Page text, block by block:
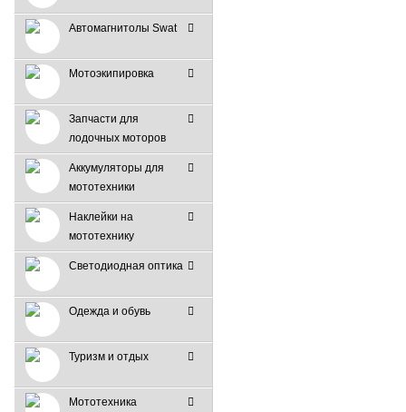
Автомагнитолы Swat
Мотоэкипировка
Запчасти для
лодочных моторов
Аккумуляторы для
мототехники
Наклейки на
мототехнику
Светодиодная оптика
Одежда и обувь
Туризм и отдых
Мототехника